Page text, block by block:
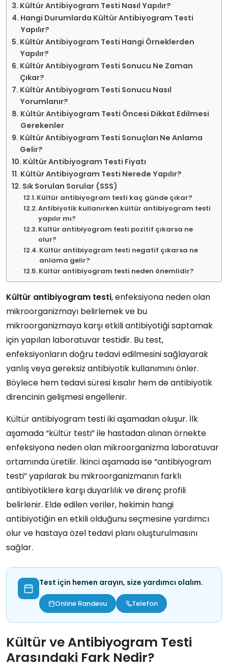
Kültür Antibiyogram Testi Nasıl Yapılır?
Hangi Durumlarda Kültür Antibiyogram Testi
Yapılır?
Kültür Antibiyogram Testi Hangi Örneklerden
Yapılır?
Kültür Antibiyogram Testi Sonucu Ne Zaman
Çıkar?
Kültür Antibiyogram Testi Sonucu Nasıl
Yorumlanır?
Kültür Antibiyogram Testi Öncesi Dikkat Edilmesi
Gerekenler
Kültür Antibiyogram Testi Sonuçları Ne Anlama
Gelir?
Kültür Antibiyogram Testi Fiyatı
Kültür Antibiyogram Testi Nerede Yapılır?
Sık Sorulan Sorular (SSS)
Kültür antibiyogram testi kaç günde çıkar?
Antibiyotik kullanırken kültür antibiyogram testi
yapılır mı?
Kültür antibiyogram testi pozitif çıkarsa ne
olur?
Kültür antibiyogram testi negatif çıkarsa ne
anlama gelir?
Kültür antibiyogram testi neden önemlidir?
Kültür antibiyogram testi, enfeksiyona neden olan
mikroorganizmayı belirlemek ve bu
mikroorganizmaya karşı etkili antibiyotiği saptamak
için yapılan laboratuvar testidir. Bu test,
enfeksiyonların doğru tedavi edilmesini sağlayarak
yanlış veya gereksiz antibiyotik kullanımını önler.
Böylece hem tedavi süresi kısalır hem de antibiyotik
direncinin gelişmesi engellenir.
Kültür antibiyogram testi iki aşamadan oluşur. İlk
aşamada “kültür testi” ile hastadan alınan örnekte
enfeksiyona neden olan mikroorganizma laboratuvar
ortamında üretilir. İkinci aşamada ise “antibiyogram
testi” yapılarak bu mikroorganizmanın farklı
antibiyotiklere karşı duyarlılık ve direnç profili
belirlenir. Elde edilen veriler, hekimin hangi
antibiyotiğin en etkili olduğunu seçmesine yardımcı
olur ve hastaya özel tedavi planı oluşturulmasını
sağlar.
Test için hemen arayın, size yardımcı olalım.
Online Randevu Telefon
Kültür ve Antibiyogram Testi
Arasındaki Fark Nedir?